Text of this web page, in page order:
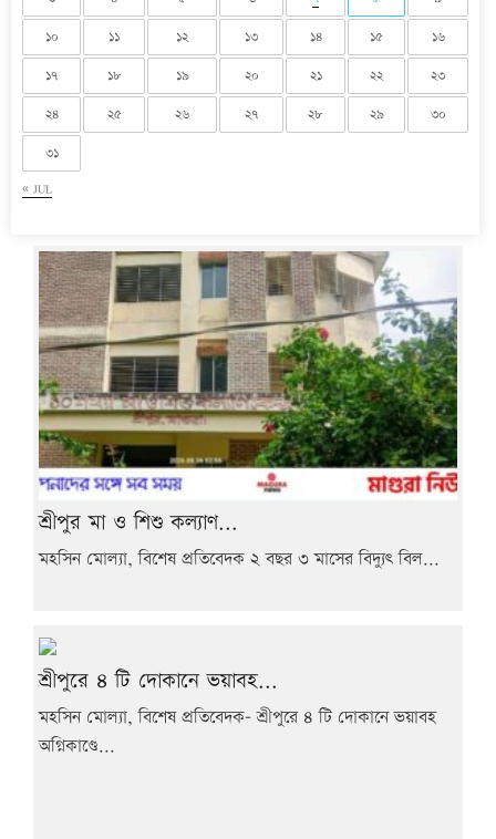
« JUL
১০ ১১ ১২ ১৩ ১৪ ১৫ ১৬
১৭ ১৮ ১৯ ২০ ২১ ২২ ২৩
২৪ ২৫ ২৬ ২৭ ২৮ ২৯ ৩০
৩১
শ্রীপুর মা ও শিশু কল্যাণ...
মহসিন মোল্যা, বিশেষ প্রতিবেদক ২ বছর ৩ মাসের বিদ্যুৎ বিল...
শ্রীপুরে ৪ টি দোকানে ভয়াবহ...
মহসিন মোল্যা, বিশেষ প্রতিবেদক- শ্রীপুরে ৪ টি দোকানে ভয়াবহ
অগ্নিকাণ্ডে...